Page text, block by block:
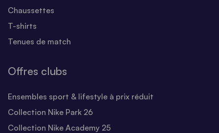
Chaussettes
T-shirts
Tenues de match
Offres clubs
Ensembles sport & lifestyle à prix réduit
Collection Nike Park 26
Collection Nike Academy 25